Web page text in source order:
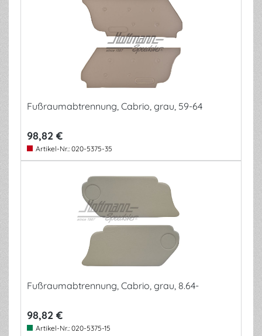
Fußraumabtrennung, Cabrio, grau, 59-64
98,82 €
Artikel-Nr.: 020-5375-35
Fußraumabtrennung, Cabrio, grau, 8.64-
98,82 €
Artikel-Nr.: 020-5375-15